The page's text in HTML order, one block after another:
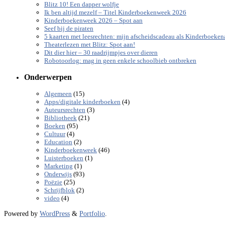
Blitz 10! Een dapper wolfje
Ik ben altijd mezelf – Titel Kinderboekenweek 2026
Kinderboekenweek 2026 – Spot aan
Seef bij de piraten
5 kaarten met leesrechten: mijn afscheidscadeau als
Theaterlezen met Blitz: Spot aan!
Dit dier hier – 30 raadrijmpjes over dieren
Robotoorlog: mag in geen enkele schoolbieb ontbreken
Onderwerpen
Algemeen (15)
Apps/digitale kinderboeken (4)
Auteursrechten (3)
Bibliotheek (21)
Boeken (95)
Cultuur(4)
Education (2)
Kinderboekenweek (46)
Luisterboeken (1)
Marketing (1)
Onderwijs (93)
Poëzie (25)
Schrijfblok (2)
video (4)
Powered by WordPress & Portfolio.